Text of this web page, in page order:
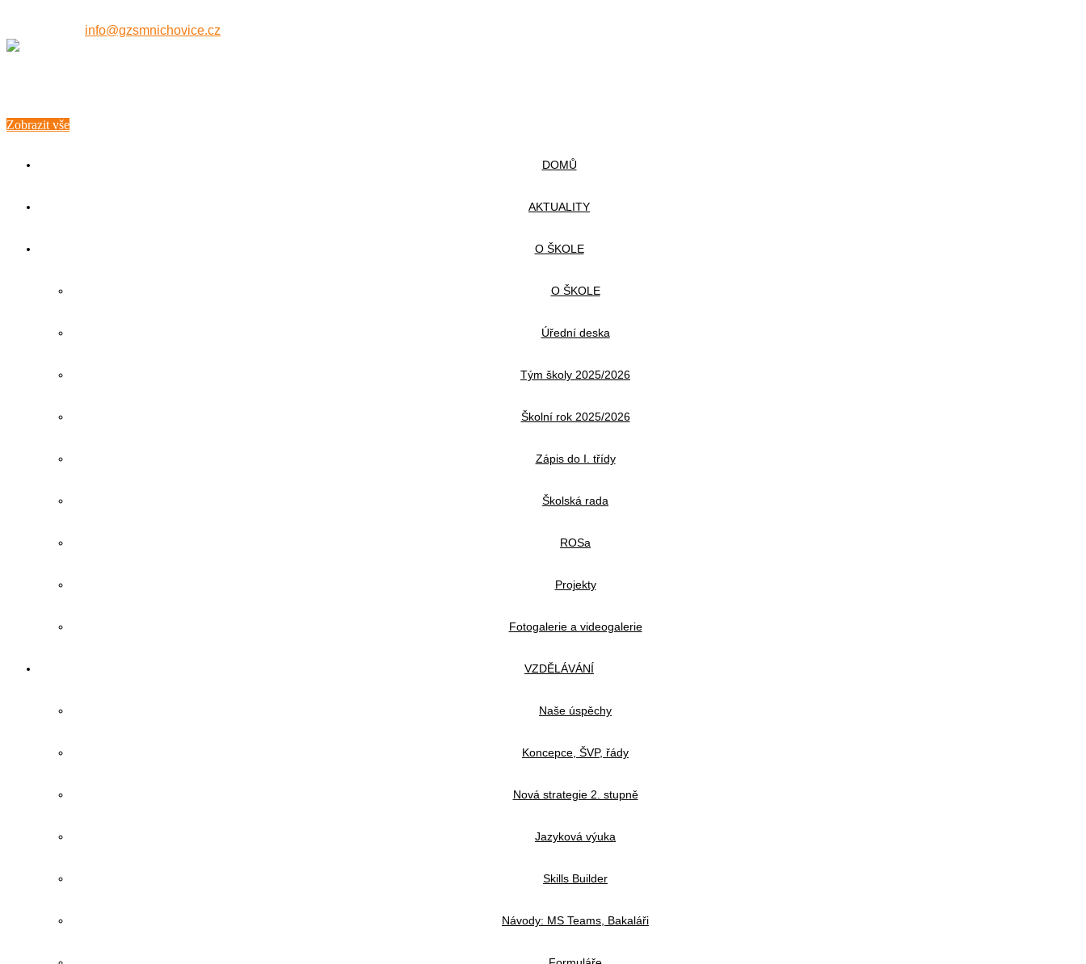
info@gzsmnichovice.cz
Zobrazit vše
DOMŮ
AKTUALITY
O ŠKOLE
O ŠKOLE
Úřední deska
Tým školy 2025/2026
Školní rok 2025/2026
Zápis do I. třídy
Školská rada
ROSa
Projekty
Fotogalerie a videogalerie
VZDĚLÁVÁNÍ
Naše úspěchy
Koncepce, ŠVP, řády
Nová strategie 2. stupně
Jazyková výuka
Skills Builder
Návody: MS Teams, Bakaláři